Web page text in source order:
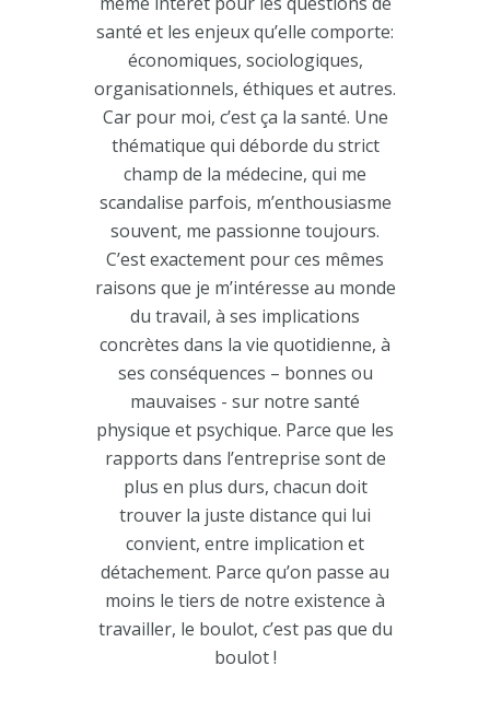
santé et les enjeux qu’elle comporte:
économiques, sociologiques,
organisationnels, éthiques et autres.
Car pour moi, c’est ça la santé. Une
thématique qui déborde du strict
champ de la médecine, qui me
scandalise parfois, m’enthousiasme
souvent, me passionne toujours.
C’est exactement pour ces mêmes
raisons que je m’intéresse au monde
du travail, à ses implications
concrètes dans la vie quotidienne, à
ses conséquences – bonnes ou
mauvaises - sur notre santé
physique et psychique. Parce que les
rapports dans l’entreprise sont de
plus en plus durs, chacun doit
trouver la juste distance qui lui
convient, entre implication et
détachement. Parce qu’on passe au
moins le tiers de notre existence à
travailler, le boulot, c’est pas que du
boulot !